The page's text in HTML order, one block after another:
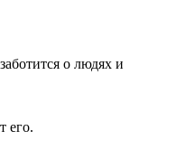
о людях и
его.